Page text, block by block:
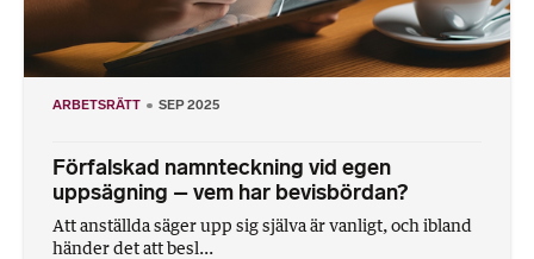
ARBETSRÄTT SEP 2025
Förfalskad namnteckning vid egen
uppsägning – vem har bevisbördan?
Att anställda säger upp sig själva är vanligt, och ibland
händer det att besl...